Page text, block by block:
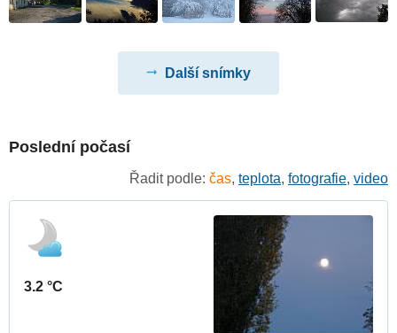
Další snímky
Poslední počasí
Řadit podle: čas, teplota, fotografie, video
3.2 °C